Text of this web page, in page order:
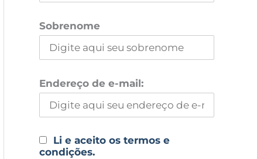
Sobrenome
Endereço de e-mail:
Li e aceito os termos e
condições.